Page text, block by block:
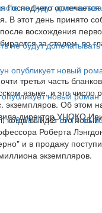
Господнего
В этот день принято
восхождения
за столом, во
не будут допечатывать
третья часть
языке, и это число
экземпляров. Об этом
директор УЦОКО
новый
когда выйдет его
Роберта
и в продажу
экземпляров.
1 8 9 10 11 12 13 14 15